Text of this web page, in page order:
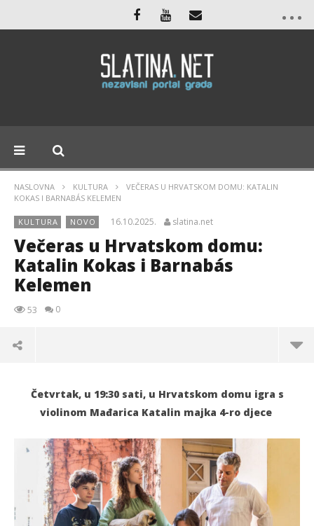
NASLOVNA KULTURA
VEČERAS U HRVATSKOM DOMU: KATALIN
KOKAS I BARNABÁS KELEMEN
KULTURA NOVO 16.10.2025. slatina.net
Večeras u Hrvatskom domu:
Katalin Kokas i Barnabás
Kelemen
53 0
Četvrtak, u 19:30 sati, u Hrvatskom domu igra s
violinom Mađarica Katalin majka 4-ro djece